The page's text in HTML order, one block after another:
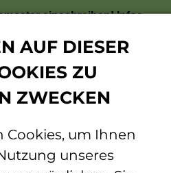
einschreiben!Infos
Personendetails
AUF DIESER
ZU
ZWECKEN
Cookies, um Ihnen
unseres